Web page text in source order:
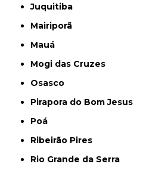
Juquitiba
Mairiporã
Mauá
Mogi das Cruzes
Osasco
Pirapora do Bom Jesus
Poá
Ribeirão Pires
Rio Grande da Serra